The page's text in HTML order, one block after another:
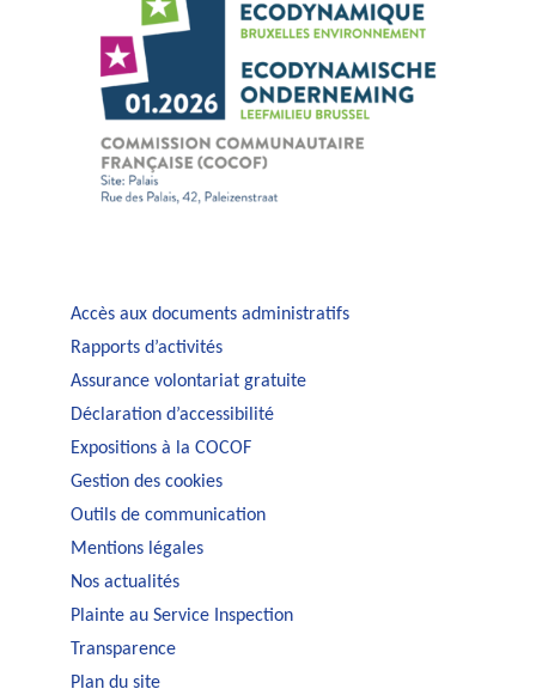
Accès aux documents administratifs
Rapports d’activités
Assurance volontariat gratuite
Déclaration d’accessibilité
Expositions à la COCOF
Gestion des cookies
Outils de communication
Mentions légales
Nos actualités
Plainte au Service Inspection
Transparence
Plan du site